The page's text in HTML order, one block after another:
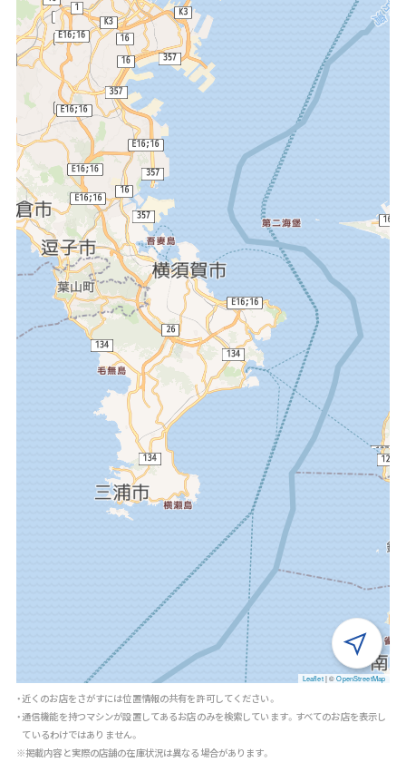
Leaflet |©OpenStreetMap
・近くのお店をさがすには位置情報の共有を許可してください。
・通信機能を持つマシンが設置してあるお店のみを検索しています。すべてのお店を表示し
ているわけではありません。
※掲載内容と実際の店舗の在庫状況は異なる場合があります。